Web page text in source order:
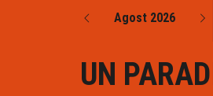
Agost 2026
UN